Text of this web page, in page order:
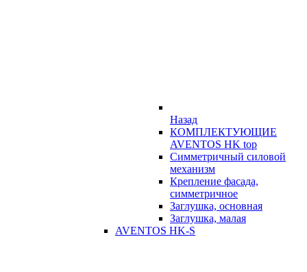
Назад
КОМПЛЕКТУЮЩИЕ
AVENTOS HK top
Симметричный силовой
механизм
Крепление фасада,
симметричное
Заглушка, основная
Заглушка, малая
AVENTOS HK-S